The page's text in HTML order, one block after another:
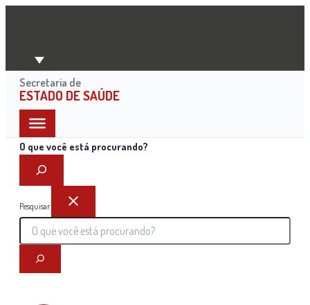
Ir
conteúdo
Secretaria de
ESTADO DE SAÚDE
O que você está procurando?
Pesquisar